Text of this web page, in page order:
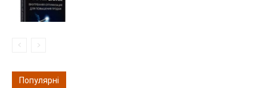
Популярні